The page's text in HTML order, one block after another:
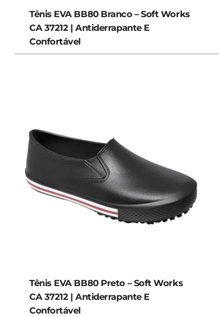
Tênis EVA BB80 Branco – Soft Works
CA 37212 | Antiderrapante E
Confortável
Tênis EVA BB80 Preto – Soft Works
CA 37212 | Antiderrapante E
Confortável